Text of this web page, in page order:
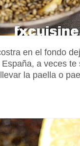
en el fondo
a veces te
la paella o